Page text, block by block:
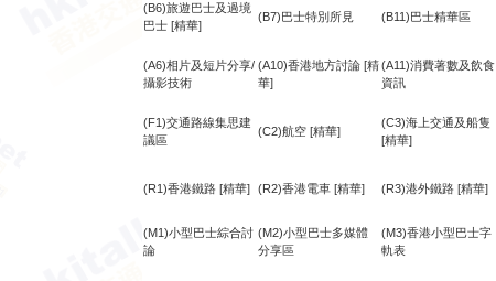
(B6)旅遊巴士及過境
巴士 [精華]
(B7)巴士特別所見 (B11)巴士精華區
(A6)相片及短片分享/
攝影技術
(A10)香港地方討論 [精
華]
(A11)消費著數及飲食
資訊
(F1)交通路線集思建
議區
(C2)航空 [精華]
(C3)海上交通及船隻
[精華]
(R1)香港鐵路 [精華] (R2)香港電車 [精華] (R3)港外鐵路 [精華]
(M1)小型巴士綜合討
論
(M2)小型巴士多媒體
分享區
(M3)香港小型巴士字
軌表